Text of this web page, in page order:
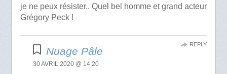
je ne peux résister.. Quel bel homme et grand acteur
Grégory Peck !
Nuage Pâle
30 AVRIL 2020 @ 14:20
REPLY